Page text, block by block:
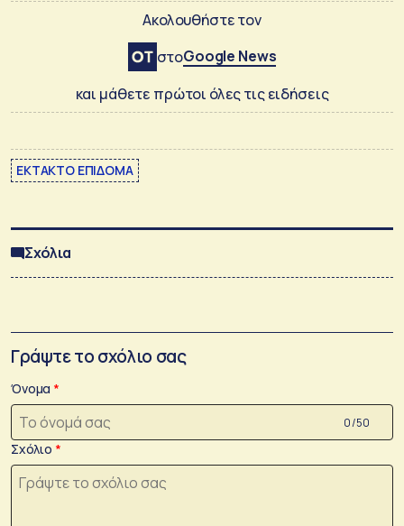
Ακολουθήστε τον
στοGoogle News
και μάθετε πρώτοι όλες τις ειδήσεις
ΕΚΤΑΚΤΟ ΕΠΙΔΟΜΑ
Σχόλια
Γράψτε το σχόλιο σας
Όνομα
0 /50
Σχόλιο